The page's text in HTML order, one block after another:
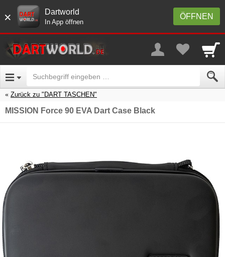
× ÖFFNEN
Dartworld
In App öffnen
Zurück zu "DART TASCHEN"
MISSION Force 90 EVA Dart Case Black